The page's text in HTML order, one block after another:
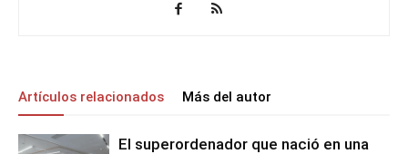
Artículos relacionados Más del autor
El superordenador que nació en una